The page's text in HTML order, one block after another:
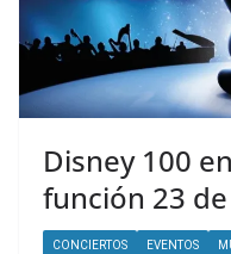
Disney 100
función 23
CONCIERTOS EVENTOS